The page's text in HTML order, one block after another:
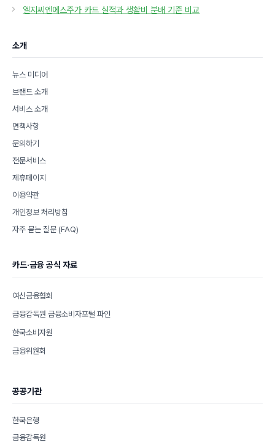
리
엘지씨엔에스주가 카드 실적과 생활비 분배 기준 비교
소개
뉴스 미디어
브랜드 소개
서비스 소개
면책사항
문의하기
전문서비스
제휴페이지
이용약관
개인정보 처리방침
자주 묻는 질문 (FAQ)
카드·금융 공식 자료
여신금융협회
금융감독원 금융소비자포털 파인
한국소비자원
금융위원회
공공기관
한국은행
금융감독원